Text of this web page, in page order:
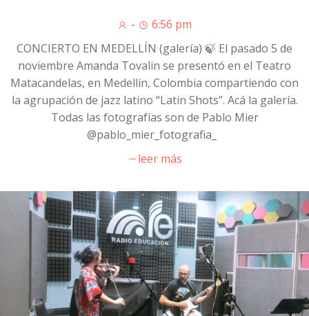
-
6:56 pm
CONCIERTO EN MEDELLÍN (galería) 🍃 El pasado 5 de
noviembre Amanda Tovalin se presentó en el Teatro
Matacandelas, en Medellín, Colombia compartiendo con
la agrupación de jazz latino “Latin Shots”. Acá la galería.
Todas las fotografías son de Pablo Mier
@pablo_mier_fotografia_
leer más